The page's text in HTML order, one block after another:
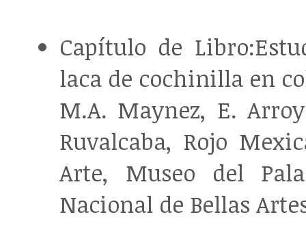
Capítulo de
laca de cochinilla en
M.A. Maynez, E.
Ruvalcaba, Rojo
Arte, Museo del
Nacional de Bellas